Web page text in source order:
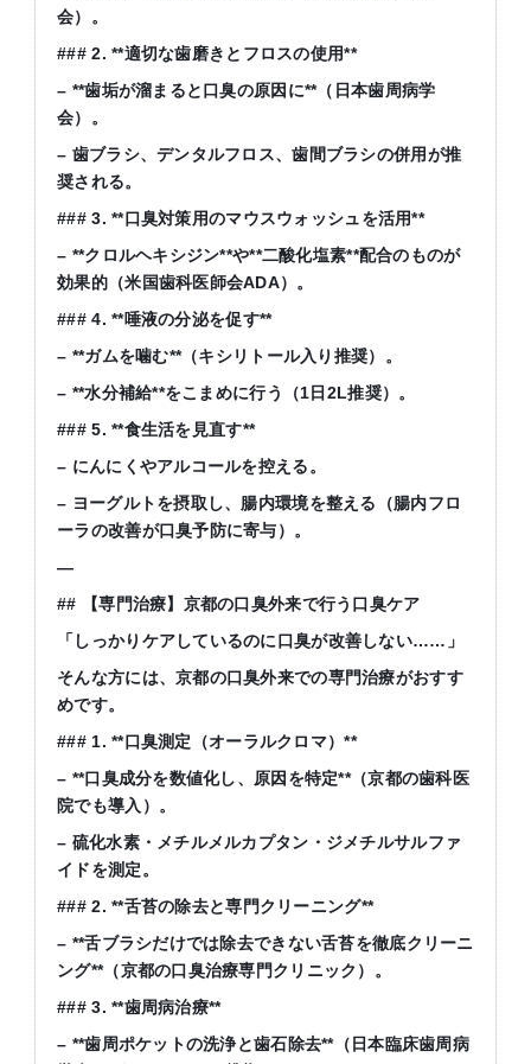
会）。
### 2. **適切な歯磨きとフロスの使用**
– **歯垢が溜まると口臭の原因に**（日本歯周病学
会）。
– 歯ブラシ、デンタルフロス、歯間ブラシの併用が推
奨される。
### 3. **口臭対策用のマウスウォッシュを活用**
– **クロルヘキシジン**や**二酸化塩素**配合のものが
効果的（米国歯科医師会ADA）。
### 4. **唾液の分泌を促す**
– **ガムを噛む**（キシリトール入り推奨）。
– **水分補給**をこまめに行う（1日 2L推奨）。
### 5. **食生活を見直す**
– にんにくやアルコールを控える。
– ヨーグルトを摂取し、腸内環境を整える（腸内フロ
ーラの改善が口臭予防に寄与）。
—
##
【専門治療】京都の口臭外来で行う口臭ケア
「しっかりケアしているのに口臭が改善しない…… 」
そんな方には、京都の口臭外来での専門治療がおすす
めです。
### 1. **口臭測定（オーラルクロマ）**
– **口臭成分を数値化し、原因を特定**（京都の歯科医
院でも導入）。
– 硫化水素・メチルメルカプタン・ジメチルサルファ
イドを測定。
### 2. **舌苔の除去と専門クリーニング**
– **舌ブラシだけでは除去できない舌苔を徹底クリーニ
ング**（京都の口臭治療専門クリニック）。
### 3. **歯周病治療**
– **歯周ポケットの洗浄と歯石除去**（日本臨床歯周病